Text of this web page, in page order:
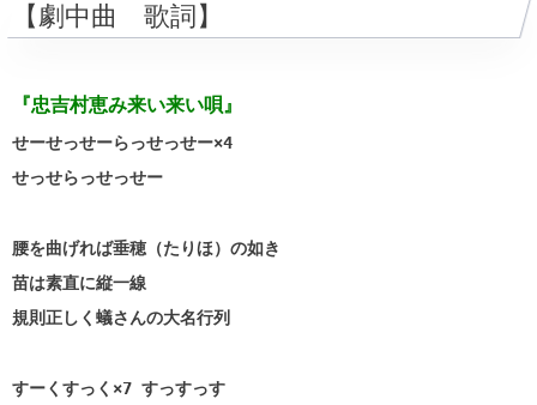
【劇中曲 歌詞】
『忠吉村恵み来い来い唄』
せーせっせーらっせっせー×4
せっせらっせっせー
腰を曲げれば垂穂（たりほ）の如き
苗は素直に縦一線
規則正しく蟻さんの大名行列
すーくすっく×7 すっすっす